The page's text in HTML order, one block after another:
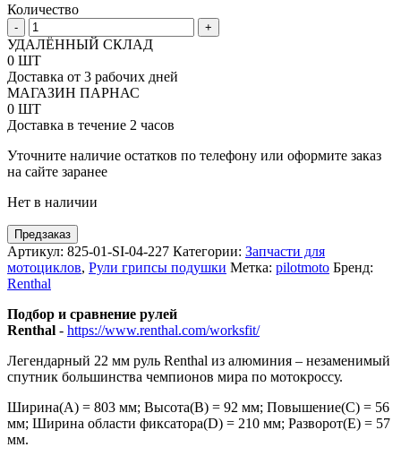
Количество
-
Количество
товара
Руль
7-
8
Renthal
серебряный
+
УДАЛЁННЫЙ СКЛАД
0 ШТ
Доставка от 3 рабочих дней
МАГАЗИН ПАРНАС
0 ШТ
Доставка в течение 2 часов
Уточните наличие остатков по телефону или оформите заказ
на сайте заранее
Нет в наличии
Предзаказ
Артикул: 825-01-SI-04-227 Категории: Запчасти для
мотоциклов, Рули грипсы подушки Метка: pilotmoto Бренд:
Renthal
Подбор и сравнение рулей
Renthal - https://www.renthal.com/worksfit/
Легендарный 22 мм руль Renthal из алюминия – незаменимый
спутник большинства чемпионов мира по мотокроссу.
Ширина(А) = 803 мм; Высота(В) = 92 мм; Повышение(C) = 56
мм; Ширина области фиксатора(D) = 210 мм; Разворот(Е) = 57
мм.